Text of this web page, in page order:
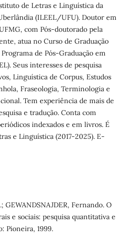
de Letras e Linguística da
(ILEEL/UFU). Doutor em
com Pós-doutorado pela
atua no Curso de Graduação
de Pós-Graduação em
Seus interesses de pesquisa
Linguística de Corpus, Estudos
Fraseologia, Terminologia e
Tem experiência de mais de
e tradução. Conta com
indexados e em livros. É
e Linguística (2017-2025). E-
GEWANDSNAJDER, Fernando. O
e sociais: pesquisa quantitativa e
Pioneira, 1999.